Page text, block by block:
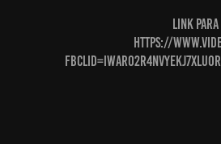
Link
https://